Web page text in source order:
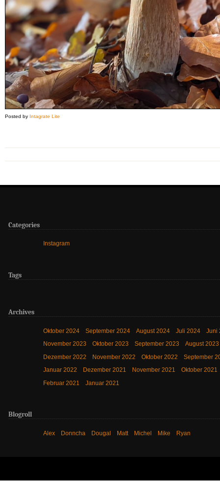
Posted by Intagrate Lite
Categories
Instagram
Tags
Archives
Oktober 2024 September 2024 August 2024 Juli 2024
Juni
November 2023
Oktober 2023 September 2023
August 2023
Dezember 2022
November 2022 Oktober 2022
September
Januar 2022
Dezember 2021 November 2021
Oktober 2021
Februar 2021
Januar 2021
Blogroll
Alex Donncha Dougal Matt Michel Mike Ryan